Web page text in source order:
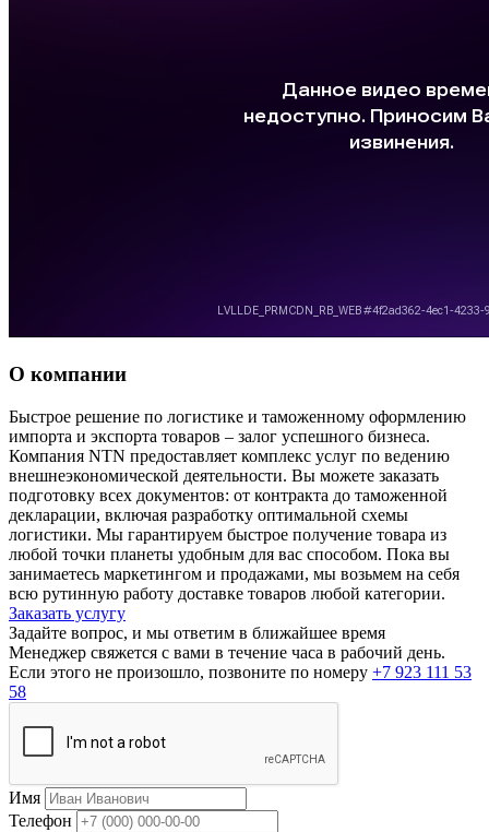
О компании
Быстрое решение по логистике и таможенному оформлению
импорта и экспорта товаров – залог успешного бизнеса.
Компания NTN предоставляет комплекс услуг по ведению
внешнеэкономической деятельности. Вы можете заказать
подготовку всех документов: от контракта до таможенной
декларации, включая разработку оптимальной схемы
логистики. Мы гарантируем быстрое получение товара из
любой точки планеты удобным для вас способом. Пока вы
занимаетесь маркетингом и продажами, мы возьмем на себя
всю рутинную работу доставке товаров любой категории.
Заказать услугу
Задайте вопрос, и мы ответим в ближайшее время
Менеджер свяжется с вами в течение часа в рабочий день.
Если этого не произошло, позвоните по номеру +7 923 111 53
58
Имя
Телефон